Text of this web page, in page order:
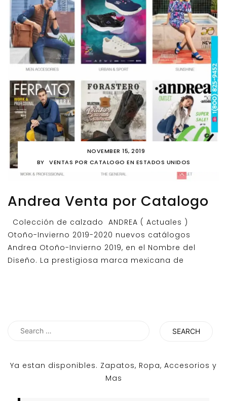
NOVEMBER 15, 2019
BY
VENTAS POR CATALOGO EN ESTADOS UNIDOS
Andrea Venta por Catalogo
Colección de calzado ANDREA ( Actuales )
Otoño-Invierno 2019-2020 nuevos catálogos
Andrea Otoño-Invierno 2019, en el Nombre del
Diseño. La prestigiosa marca mexicana de
Search
Ya estan disponibles. Zapatos, Ropa, Accesorios y
Mas